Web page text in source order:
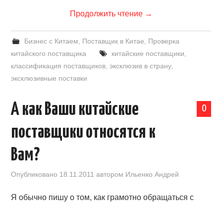
Продолжить чтение →
Бизнес с Китаем Поставщик в Китае
Проверка
китайского поставщика
китайские поставщики
классификация поставщиков ,эксклюзив в страну,
эксклюзивные поставки
0
А как Ваши китайские
поставщики относятся к
Вам?
Опубликовано 18.11.2011 автором Ильенко Андрей
Я обычно пишу о том, как грамотно обращаться с